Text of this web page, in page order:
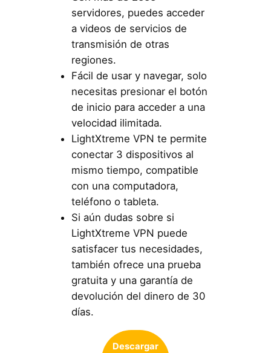
servidores, puedes acceder
a videos de servicios de
transmisión de otras
regiones.
Fácil de usar y navegar, solo
necesitas presionar el botón
de inicio para acceder a una
velocidad ilimitada.
LightXtreme VPN te permite
conectar 3 dispositivos al
mismo tiempo, compatible
con una computadora,
teléfono o tableta.
Si aún dudas sobre si
LightXtreme VPN puede
satisfacer tus necesidades,
también ofrece una prueba
gratuita y una garantía de
devolución del dinero de 30
días.
Descargar